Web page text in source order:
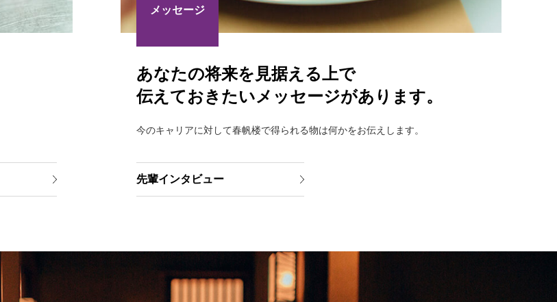
メッセージ
あなたの将来を見据える上で
伝えておきたいメッセージがあります。
今のキャリアに対して春帆楼で得られる物は何かをお伝えします。
先輩インタビュー